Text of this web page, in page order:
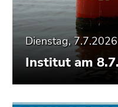
Dienstag, 7.7.2026
Institut am